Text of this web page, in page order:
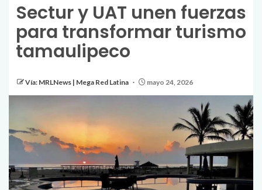
Sectur y UAT unen fuerzas
para transformar turismo
tamaulipeco
Vía: MRLNews | Mega Red Latina mayo 24, 2026